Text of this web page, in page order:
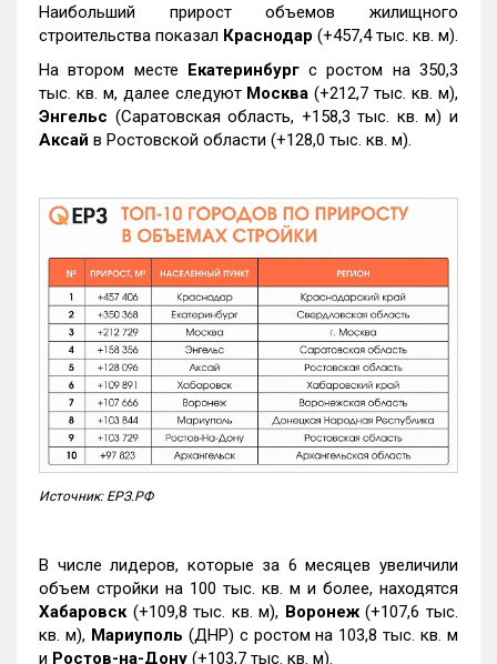
Наибольший прирост объемов жилищного
строительства показал Краснодар (+457,4 тыс. кв. м).
На втором месте Екатеринбургс ростом на 350,3
тыс. кв. м, далее следуют Москва (+212,7 тыс. кв. м),
Энгельс (Саратовская область, +158,3 тыс. кв. м) и
Аксай в Ростовской области (+128,0 тыс. кв. м).
Источник: ЕРЗ.РФ
В числе лидеров, которые за 6 месяцев увеличили
объем стройки на 100 тыс. кв. м и более, находятся
Хабаровск (+109,8 тыс. кв. м), Воронеж(+107,6 тыс.
кв. м), Мариуполь (ДНР) с ростом на 103,8 тыс. кв. м
и Ростов-на-Дону (+103,7 тыс. кв. м).